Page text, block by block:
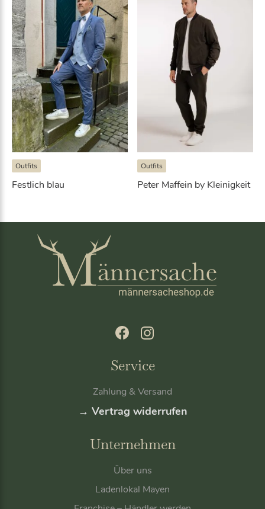
Outfits
Festlich blau
Outfits
Peter Maffein by Kleinigkeit
Service
Zahlung & Versand
→ Vertrag widerrufen
Unternehmen
Über uns
Ladenlokal Mayen